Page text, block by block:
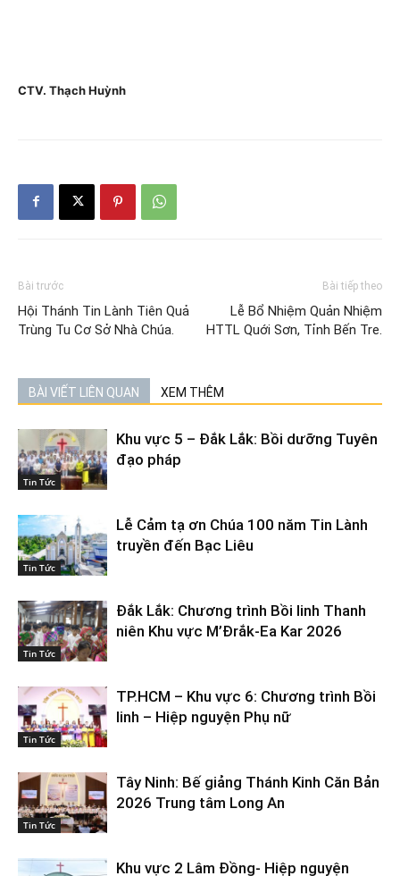
CTV. Thạch Huỳnh
Bài trước
Hội Thánh Tin Lành Tiên Quả
Trùng Tu Cơ Sở Nhà Chúa.
Bài tiếp theo
Lễ Bổ Nhiệm Quản Nhiệm
HTTL Quới Sơn, Tỉnh Bến Tre.
BÀI VIẾT LIÊN QUAN XEM THÊM
Tin Tức
Khu vực 5 – Đắk Lắk: Bồi dưỡng Tuyên
đạo pháp
Tin Tức
Lễ Cảm tạ ơn Chúa 100 năm Tin Lành
truyền đến Bạc Liêu
Tin Tức
Đắk Lắk: Chương trình Bồi linh Thanh
niên Khu vực M’Đrắk-Ea Kar 2026
Tin Tức
TP.HCM – Khu vực 6: Chương trình Bồi
linh – Hiệp nguyện Phụ nữ
Tin Tức
Tây Ninh: Bế giảng Thánh Kinh Căn Bản
2026 Trung tâm Long An
Khu vực 2 Lâm Đồng- Hiệp nguyện